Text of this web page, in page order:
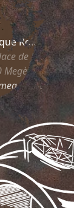
Rolex
de l’Église
Megève
6 83 35 54 38